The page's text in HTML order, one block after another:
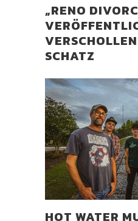
„RENO
SCHATZ
HOT WATER